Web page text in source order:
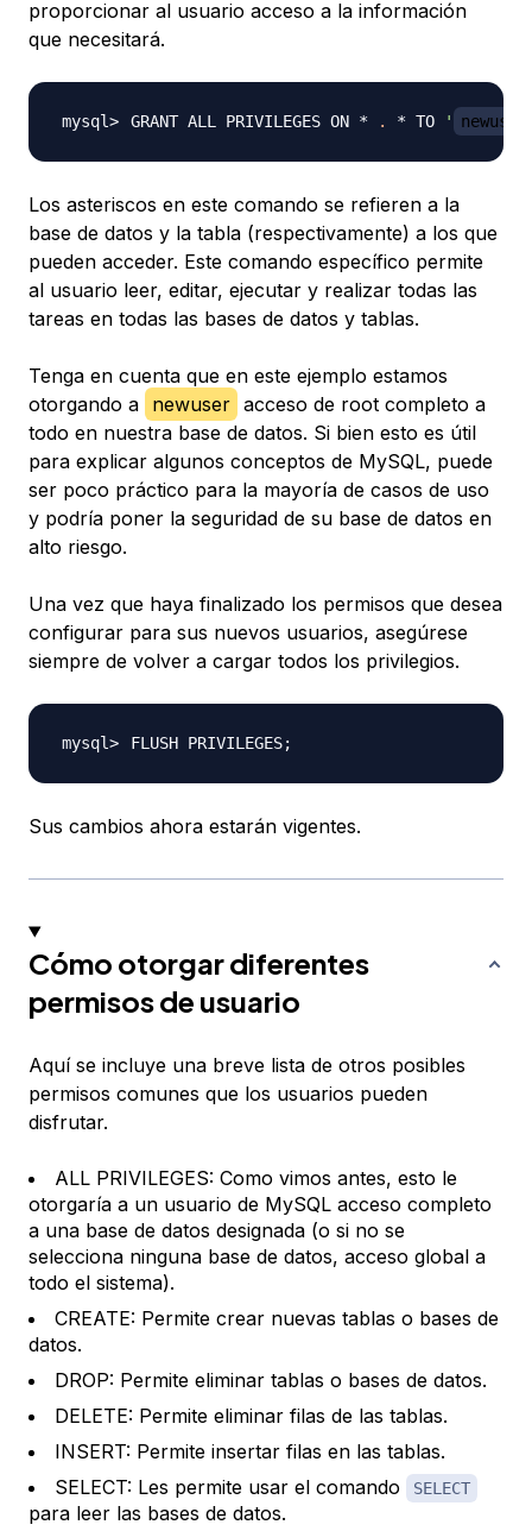
proporcionar al usuario acceso a la información
que necesitará.
GRANT ALL PRIVILEGES ON * . * TO ' newuser
Los asteriscos en este comando se refieren a la
base de datos y la tabla (respectivamente) a los que
pueden acceder. Este comando específico permite
al usuario leer, editar, ejecutar y realizar todas las
tareas en todas las bases de datos y tablas.
Tenga en cuenta que en este ejemplo estamos
otorgando a newuser acceso de root completo a
todo en nuestra base de datos. Si bien esto es útil
para explicar algunos conceptos de MySQL, puede
ser poco práctico para la mayoría de casos de uso
y podría poner la seguridad de su base de datos en
alto riesgo.
Una vez que haya finalizado los permisos que desea
configurar para sus nuevos usuarios, asegúrese
siempre de volver a cargar todos los privilegios.
FLUSH PRIVILEGES;
Sus cambios ahora estarán vigentes.
Cómo otorgar diferentes
permisos de usuario
Aquí se incluye una breve lista de otros posibles
permisos comunes que los usuarios pueden
disfrutar.
ALL PRIVILEGES: Como vimos antes, esto le
otorgaría a un usuario de MySQL acceso completo
a una base de datos designada (o si no se
selecciona ninguna base de datos, acceso global a
todo el sistema).
CREATE: Permite crear nuevas tablas o bases de
datos.
DROP: Permite eliminar tablas o bases de datos.
DELETE: Permite eliminar filas de las tablas.
INSERT: Permite insertar filas en las tablas.
SELECT: Les permite usar el comando
SELECT
para leer las bases de datos.